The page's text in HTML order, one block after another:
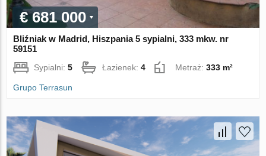
€ 681 000
Bliźniak w Madrid, Hiszpania 5 sypialni, 333 mkw. nr
59151
Sypialni:5 Łazienek:4 Metraż:333 m²
Grupo Terrasun